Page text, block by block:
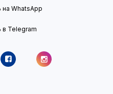
на WhatsApp
в Telegram